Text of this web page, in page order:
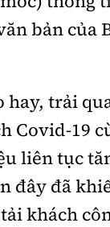
thông
đoànbản của
hay, trải
Covid-19
liên tục
đây đã
khách